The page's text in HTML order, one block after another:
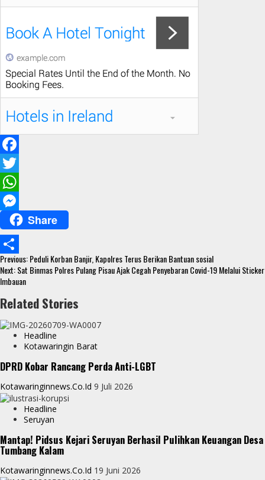
F
a
c
b
o
o
T
w
t
t
e
W
a
t
s
p
e
s
s
g
r
Share
S
h
a
r
Continue
Reading
Previous:Peduli Korban Banjir, Kapolres Terus Berikan Bantuan sosial
Next:Sat Binmas Polres Pulang Pisau Ajak Cegah Penyebaran Covid-19 Melalui Sticker
Imbauan
Related Stories
Headline
Kotawaringin Barat
DPRD Kobar Rancang Perda Anti-LGBT
Kotawaringinnews.co.id 9 Juli 2026
Headline
Seruyan
Mantap! Pidsus Kejari Seruyan Berhasil Pulihkan Keuangan Desa
Tumbang Kalam
Kotawaringinnews.co.id 19 Juni 2026